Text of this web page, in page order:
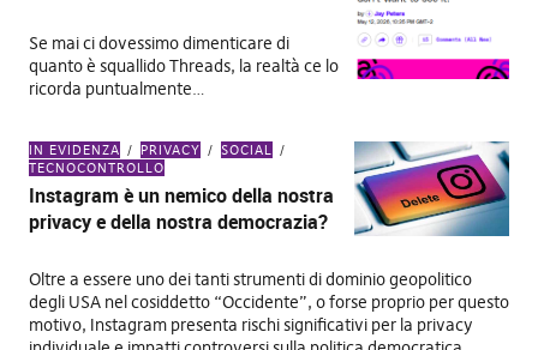
Se mai ci dovessimo dimenticare di
quanto è squallido Threads, la realtà ce lo
ricorda puntualmente…
IN EVIDENZA PRIVACY
SOCIAL
TECNOCONTROLLO
Instagram è un nemico della nostra
privacy e della nostra democrazia?
Oltre a essere uno dei tanti strumenti di dominio geopolitico
degli USA nel cosiddetto “Occidente”, o forse proprio per questo
motivo, Instagram presenta rischi significativi per la privacy